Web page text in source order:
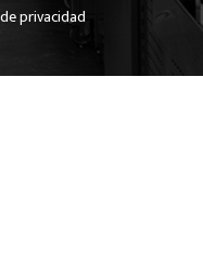
privacidad